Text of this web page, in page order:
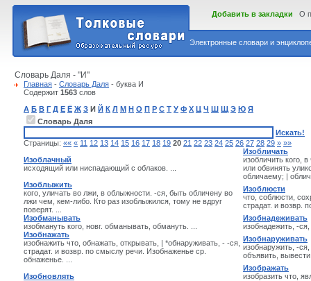
Электронные словари и
Добавить в закладки О
Словарь Даля - "И"
Главная - Словарь Даля - буква И
Содержит 1563 слов
А Б В Г Д Е Ё Ж З И Й К Л М Н О П Р С Т У Ф Х Ц Ч Ш Щ Э Ю Я
Словарь Даля
Искать!
Страницы: «« « 11 12 13 14 15 16 17 18 19 20 21 22 23 24 25 26 27 28 29 » »»
Изоблачный
исходящий или ниспадающий с облаков. ...
Изобличать
изобличить кого,
или обвинять
обличаему; |
Изоблыжить
кого, уличать во лжи, в облыжности. -ся, быть обличену во
лжи чем, кем-либо. Кто раз изоблыжился, тому не вдруг
поверят. ...
Изоблюсти
что, соблюсти,
страдат. и возвр.
Изобманывать
изобмануть кого, новг. обманывать, обмануть. ...
Изобнадеживать
изобнадежить, -
Изобнажать
изобнажить что, обнажать, открывать, | *обнаруживать, - -ся,
страдат. и возвр. по смыслу речи. Изобнаженье ср.
обнаженье. ...
Изобнаруживать
изобнаружить, -
объявить,
Изобновлять
Изображать
изобразить что,